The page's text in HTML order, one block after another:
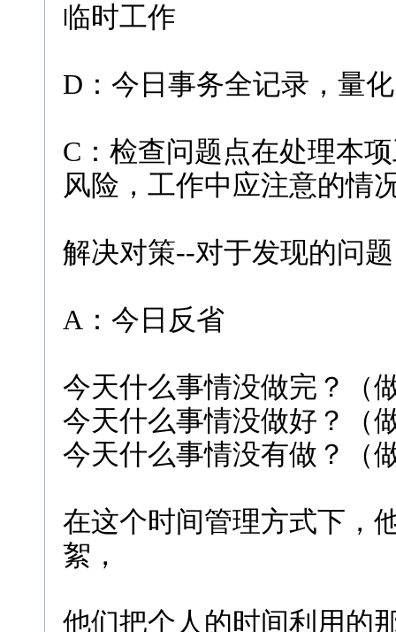
临时工作
D：今日事务全记录，量
C：检查问题点在处理本
风险，工作中应注意的情
解决对策--对于发现的问
A：今日反省
今天什么事情没做完？（
今天什么事情没做好？（
今天什么事情没有做？（
在这个时间管理方式下，
絮，
他们把个人的时间利用的